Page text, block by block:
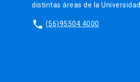
distintas áreas de la Universidad.
phone (56)95504 4000